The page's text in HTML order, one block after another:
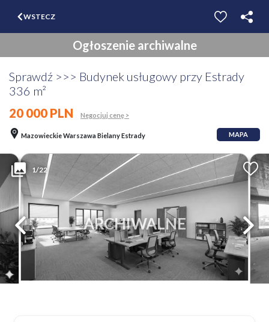
WSTECZ
Ogłoszenie archiwalne
Sprawdź >>> Budynek usługowy przy Estrady
336 m²
20 000 PLN
Negocjuj cenę >
Mazowieckie Warszawa Bielany Estrady MAPA
1/22
ARCHIWALNE